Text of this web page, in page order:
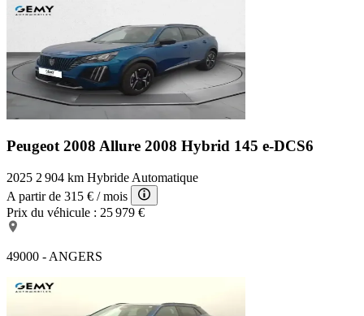
Peugeot 2008 Allure 2008 Hybrid 145 e-DCS6
2025 2 904 km Hybride Automatique
A partir de 315 € / mois
Prix du véhicule : 25 979 €
49000 - ANGERS